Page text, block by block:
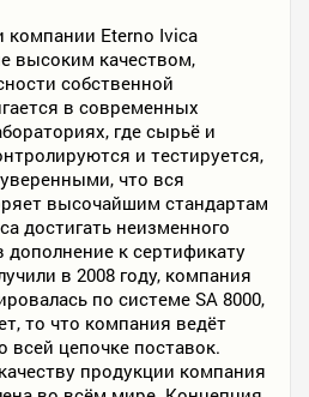
Eterno Ivica
высоким качеством,
собственной
в современных
где сырьё и
и тестируется,
что вся
высочайшим стандартам
достигать неизменного
к сертификату
в 2008 году, компания
по системе SA 8000,
то что компания ведёт
всей цепочке поставок.
продукции компания